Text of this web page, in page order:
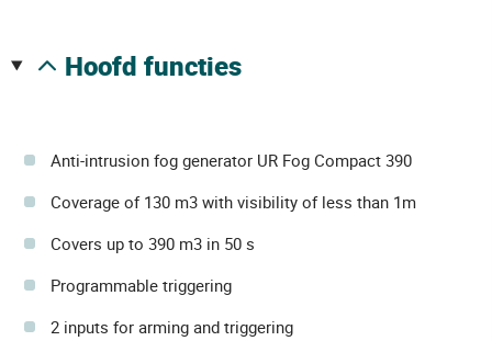
hoofd functies
Anti-intrusion fog generator UR Fog Compact 390
Coverage of 130 m3 with visibility of less than 1m
Covers up to 390 m3 in 50 s
Programmable triggering
2 inputs for arming and triggering